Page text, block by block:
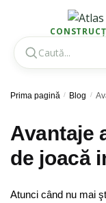
Prima pagină / Blog /
Avantaje
de joacă
Atunci când nu mai